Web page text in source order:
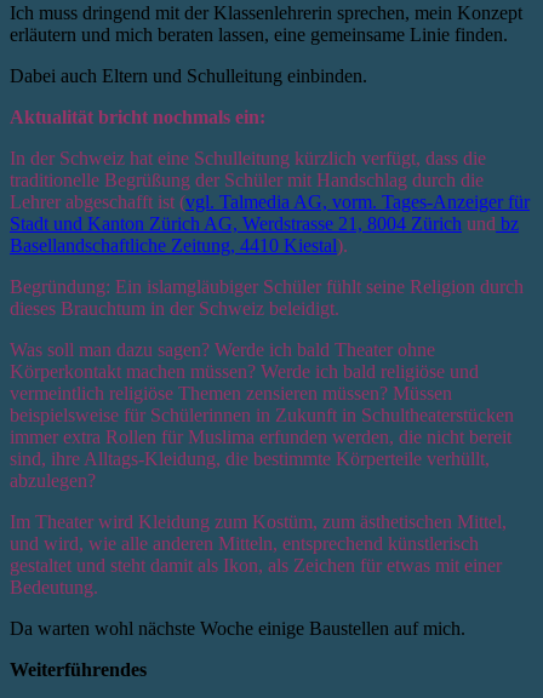
Ich muss dringend mit der Klassenlehrerin sprechen, mein Konzept
erläutern und mich beraten lassen, eine gemeinsame Linie finden.
Dabei auch Eltern und Schulleitung einbinden.
Aktualität bricht nochmals ein:
In der Schweiz hat eine Schulleitung kürzlich verfügt, dass die
traditionelle Begrüßung der Schüler mit Handschlag durch die
Lehrer abgeschafft ist (vgl. Talmedia AG, vorm. Tages-Anzeiger für
Stadt und Kanton Zürich AG, Werdstrasse 21, 8004 Zürich und bz
Basellandschaftliche Zeitung, 4410 Kiestal).
Begründung: Ein islamgläubiger Schüler fühlt seine Religion durch
dieses Brauchtum in der Schweiz beleidigt.
Was soll man dazu sagen? Werde ich bald Theater ohne
Körperkontakt machen müssen? Werde ich bald religiöse und
vermeintlich religiöse Themen zensieren müssen? Müssen
beispielsweise für Schülerinnen in Zukunft in Schultheaterstücken
immer extra Rollen für Muslima erfunden werden, die nicht bereit
sind, ihre Alltags-Kleidung, die bestimmte Körperteile verhüllt,
abzulegen?
Im Theater wird Kleidung zum Kostüm, zum ästhetischen Mittel,
und wird, wie alle anderen Mitteln, entsprechend künstlerisch
gestaltet und steht damit als Ikon, als Zeichen für etwas mit einer
Bedeutung.
Da warten wohl nächste Woche einige Baustellen auf mich.
Weiterführendes